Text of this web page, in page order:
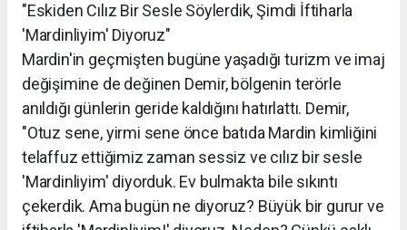
"Eskiden Cılız Bir Sesle Söylerdik, Şimdi İftiharla
'Mardinliyim' Diyoruz"
Mardin'in geçmişten bugüne yaşadığı turizm ve imaj
değişimine de değinen Demir, bölgenin terörle
anıldığı günlerin geride kaldığını hatırlattı. Demir,
"Otuz sene, yirmi sene önce batıda Mardin kimliğini
telaffuz ettiğimiz zaman sessiz ve cılız bir sesle
'Mardinliyim' diyorduk. Ev bulmakta bile sıkıntı
çekerdik. Ama bugün ne diyoruz? Büyük bir gurur ve